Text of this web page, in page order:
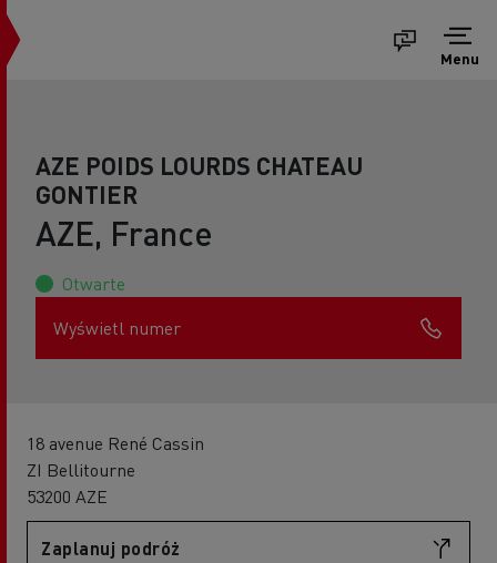
Menu
AZE POIDS LOURDS CHATEAU
GONTIER
AZE, France
Otwarte
Wyświetl numer
18 avenue René Cassin
ZI Bellitourne
53200 AZE
Zaplanuj podróż